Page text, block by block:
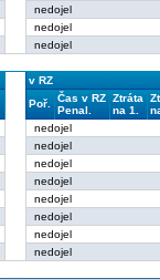
nedojel
nedojel
nedojel
v RZ
Poř.
Čas v RZ
Penal.
Ztráta
na 1.
nedojel
nedojel
nedojel
nedojel
nedojel
nedojel
nedojel
nedojel